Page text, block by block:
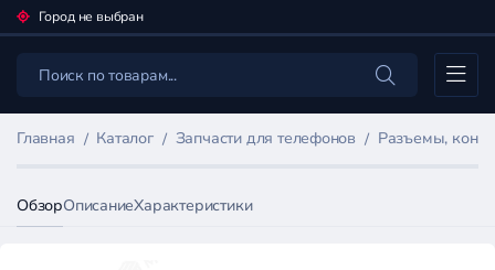
Город не выбран
Каталог
Главная Каталог Запчасти для телефонов Разъемы,
ОбзорОписаниеХарактеристики